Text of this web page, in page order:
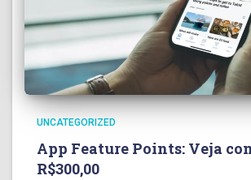
UNCATEGORIZED
App Feature Points: Veja
R$300,00